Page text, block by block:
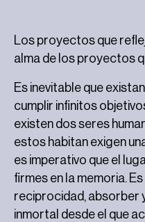
Los proyectos que
alma de los proyectos
Es inevitable que
cumplir infinitos
existen dos seres
estos habitan exigen
es imperativo que el
firmes en la memoria.
reciprocidad, absorber
inmortal desde el que